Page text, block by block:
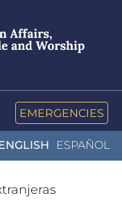
EMERGENCIES
ESPAÑOL